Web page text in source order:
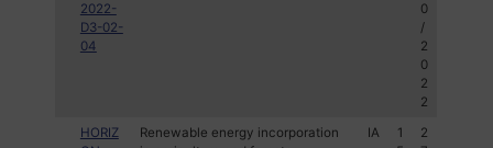
2022-
D3-02-
04
0
/
2
0
2
2
HORIZ
Renewable energy incorporation
IA
1
2